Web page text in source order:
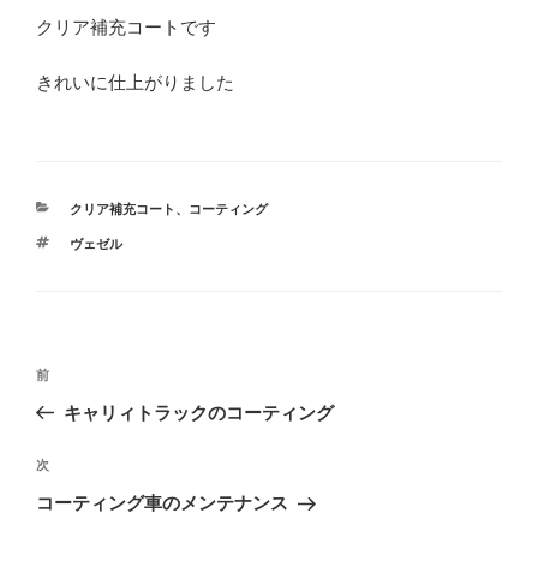
クリア補充コートです
きれいに仕上がりました
カ
ゴ
クリア補充コート 、 コーティング
タ
ヴェゼル
投
ビ
ゲ
前
の
稿
前
キャリィトラックのコーティング
次
の
次
コーティング車のメンテナンス